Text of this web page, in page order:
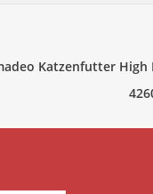
Katzenfutter High